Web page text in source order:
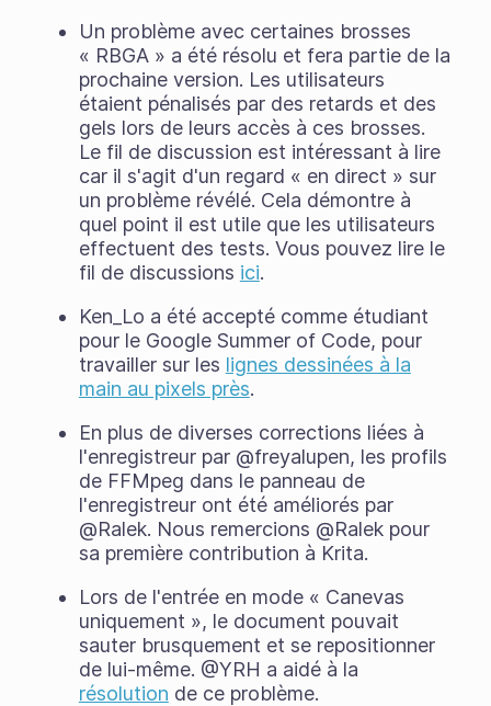
Un problème avec certaines brosses
« RBGA » a été résolu et fera partie de la
prochaine version. Les utilisateurs
étaient pénalisés par des retards et des
gels lors de leurs accès à ces brosses.
Le fil de discussion est intéressant à lire
car il s'agit d'un regard « en direct » sur
un problème révélé. Cela démontre à
quel point il est utile que les utilisateurs
effectuent des tests. Vous pouvez lire le
fil de discussions ici.
Ken_Lo a été accepté comme étudiant
pour le Google Summer of Code, pour
travailler sur les lignes dessinées à la
main au pixels près.
En plus de diverses corrections liées à
l'enregistreur par @freyalupen, les profils
de FFMpeg dans le panneau de
l'enregistreur ont été améliorés par
@Ralek. Nous remercions @Ralek pour
sa première contribution à Krita.
Lors de l'entrée en mode « Canevas
uniquement », le document pouvait
sauter brusquement et se repositionner
de lui-même. @YRH a aidé à la
résolution de ce problème.